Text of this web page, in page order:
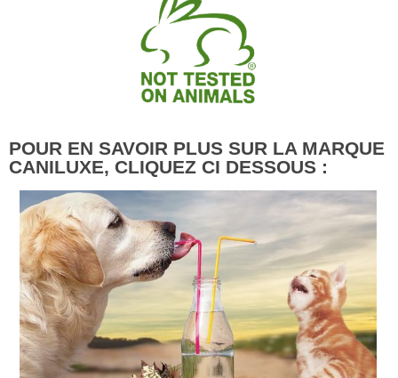
POUR EN SAVOIR PLUS SUR LA MARQUE
CANILUXE, CLIQUEZ CI DESSOUS :